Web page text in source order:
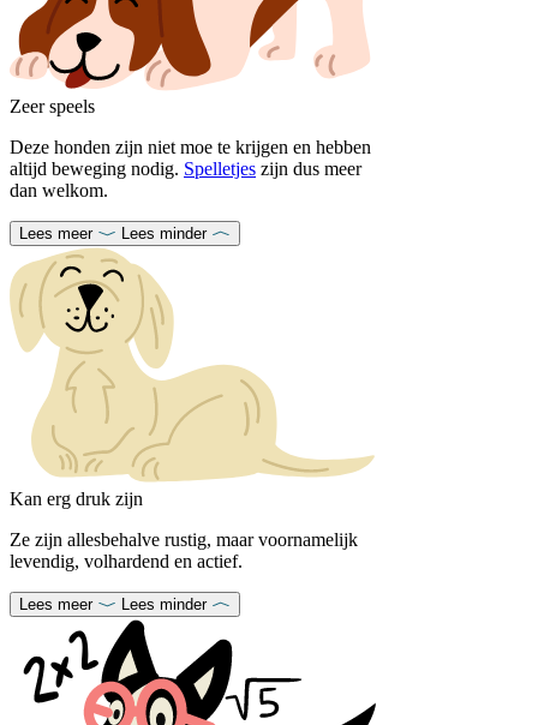
Zeer speels
Deze honden zijn niet moe te krijgen en hebben
altijd beweging nodig. Spelletjes zijn dus meer
dan welkom.
Lees meer Lees minder
Kan erg druk zijn
Ze zijn allesbehalve rustig, maar voornamelijk
levendig, volhardend en actief.
Lees meer Lees minder